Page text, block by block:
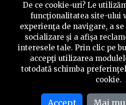
prietenilor mei suferă de
afectează la un nivel foarte,
să fie așa. Activismul ar trebui
cu plăcere — să-ți ridici vocea,
mai bună. Dar activismul nu e
PressOne: Ești diferit de alți
câteodată simt că sunt un om
De ce cookie-uri? Le
funcţionalitatea site-ului
experienţa de navigare, a
socializare şi a afişa
interesele tale. Prin clic pe
accepţi utilizarea
totodată schimba
cookie.